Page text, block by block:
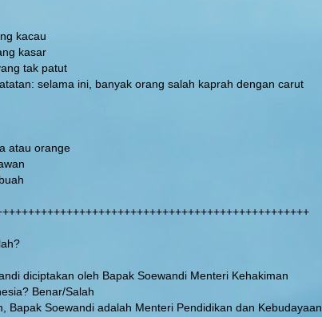
kacau
kasar
tak patut
selama ini, banyak orang salah kaprah dengan carut
atau orange
diciptakan oleh Bapak Soewandi Menteri Kehakiman
Benar/Salah
Bapak Soewandi adalah Menteri Pendidikan dan Kebudayaan